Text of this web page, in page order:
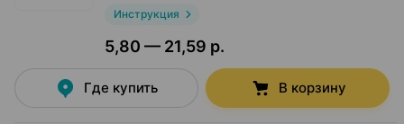
Инструкция
5,80 — 21,59 р.
Где купить В корзину